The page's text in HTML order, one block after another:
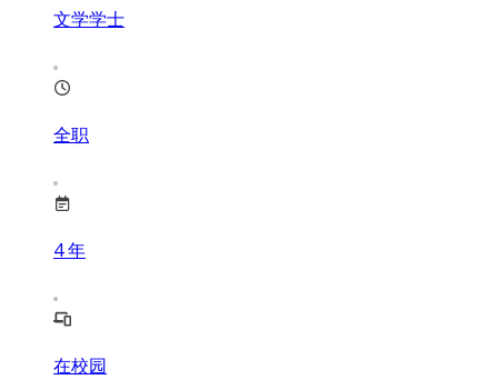
文学学士
全职
4年
在校园